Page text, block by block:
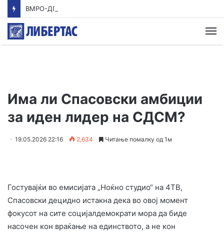
Има ли Спасовски амбиции
за иден лидер на СДСМ?
19.05.2026 22:16 2,634 Читање помалку од 1м
Гостувајќи во емисијата „Ноќно студио“ на 4ТВ,
Спасовски децидно истакна дека во овој момент
фокусот на сите социјалдемократи мора да биде
насочен кон враќање на единството, а не кон